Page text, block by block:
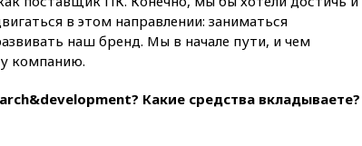
отчиталось об ударах по двум
Черном море
стали абсолютными
чемпионами на олимпиаде по
в этом направлении: заниматься
наш бренд. Мы в начале пути, и чем
компанию.
Какие средства вкладываете?